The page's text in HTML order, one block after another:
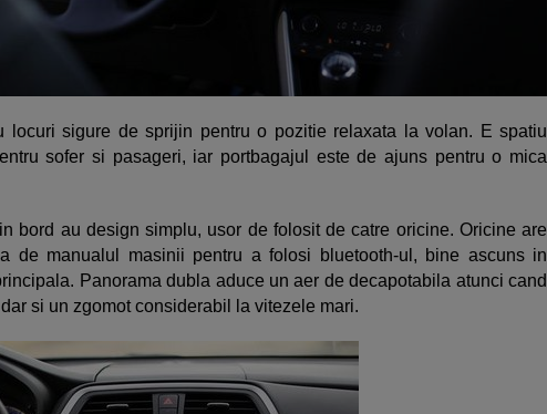
locuri sigure de sprijin pentru o pozitie relaxata la volan. E spatiu
sofer si pasageri, iar portbagajul este de ajuns pentru o mica
bord au design simplu, usor de folosit de catre oricine. Oricine are
de manualul masinii pentru a folosi bluetooth-ul, bine ascuns in
Panorama dubla aduce un aer de decapotabila atunci cand
si un zgomot considerabil la vitezele mari.